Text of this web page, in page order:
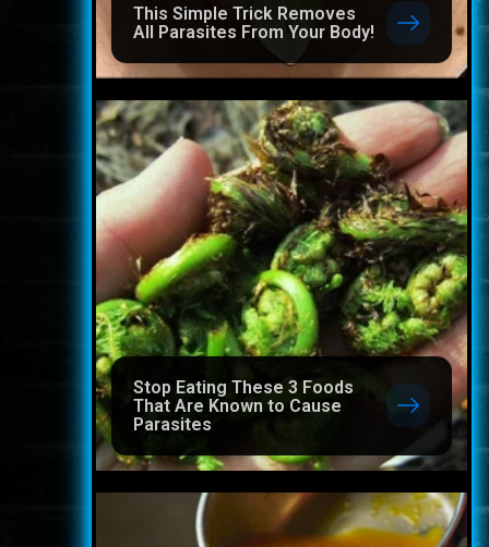
This Simple Trick Removes
All Parasites From Your Body!
Stop Eating These 3 Foods
That Are Known to Cause
Parasites